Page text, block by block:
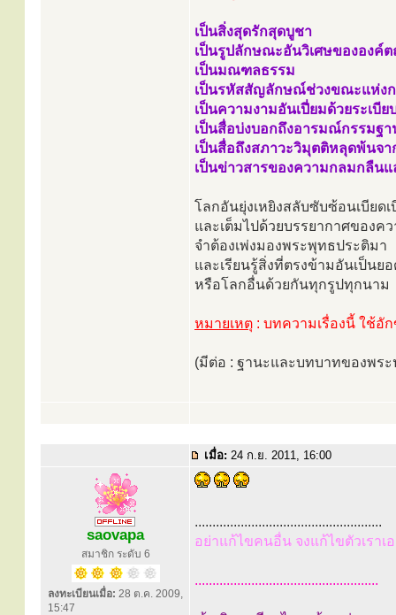
เป็นสิ่งสุดรักสุดบูชา
เป็นรูปลักษณะอันวิเศษขององค์
เป็นมณฑลธรรม
เป็นรหัสสัญลักษณ์ช่วงขณะแห่งก
เป็นความงามอันเปี่ยมด้วยระเบี
เป็นสื่อบ่งบอกถึงอารมณ์กรรมฐา
เป็นสื่อถึงสภาวะวิมุตติหลุดพ้นจา
เป็นข่าวสารของความกลมกลืน
โลกอันยุ่งเหยิงสลับซับซ้อนเบียด
และเต็มไปด้วยบรรยากาศของค
จำต้องเพ่งมองพระพุทธประติมา
และเรียนรู้สิ่งที่ตรงข้ามอันเป็น
หรือโลกอื่นด้วยกันทุกรูปทุกนาม
หมายเหตุ : บทความเรื่องนี้ ใช้อั
(มีต่อ : ฐานะและบทบาทของพระ
เมื่อ: 24 ก.ย. 2011, 16:00
saovapa
สมาชิก ระดับ 6
ลงทะเบียนเมื่อ: 28 ต.ค. 2009,
15:47
.....................................................
อย่าแก้ไขคนอื่น จงแก้ไขตัวเราเ
....................................................